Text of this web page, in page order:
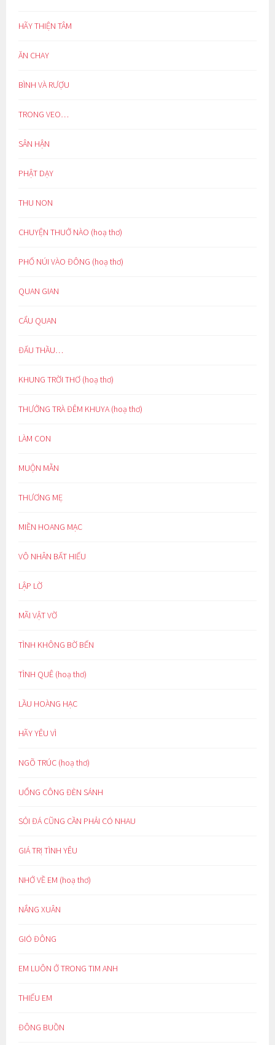
HÃY THIỆN TÂM
ĂN CHAY
BÌNH VÀ RƯỢU
TRONG VEO…
SÂN HẬN
PHẬT DẠY
THU NON
CHUYỆN THUỞ NÀO (hoạ thơ)
PHỐ NÚI VÀO ĐÔNG (hoạ thơ)
QUAN GIAN
CẨU QUAN
ĐẤU THẦU…
KHUNG TRỜI THƠ (hoạ thơ)
THƯỞNG TRÀ ĐÊM KHUYA (hoạ thơ)
LÀM CON
MUỘN MẰN
THƯƠNG MẸ
MIỀN HOANG MẠC
VÔ NHÂN BẤT HIẾU
LẬP LỜ
MÃI VẬT VỜ
TÌNH KHÔNG BỜ BẾN
TÌNH QUÊ (hoạ thơ)
LẦU HOÀNG HẠC
HÃY YÊU VÌ
NGÕ TRÚC (hoạ thơ)
UỔNG CÔNG ĐÈN SÁNH
SỎI ĐÁ CŨNG CẦN PHẢI CÓ NHAU
GIÁ TRỊ TÌNH YÊU
NHỚ VỀ EM (hoạ thơ)
NẮNG XUÂN
GIÓ ĐÔNG
EM LUÔN Ở TRONG TIM ANH
THIẾU EM
ĐÔNG BUỒN